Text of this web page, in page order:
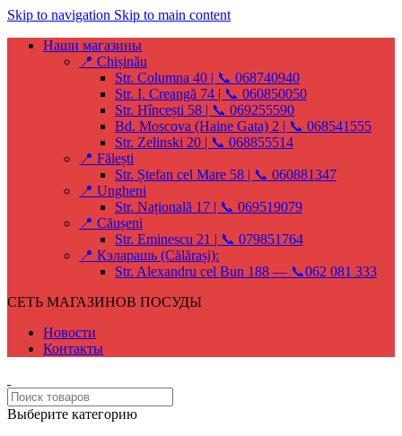
Skip to navigation Skip to main content
Наши магазины
📍 Chișinău
Str. Columna 40 | 📞 068740940
Str. I. Creangă 74 | 📞 060850050
Str. Hîncești 58 | 📞 069255590
Bd. Moscova (Haine Gata) 2 | 📞 068541555
Str. Zelinski 20 | 📞 068855514
📍 Fălești
Str. Ștefan cel Mare 58 | 📞 060881347
📍 Ungheni
Str. Națională 17 | 📞 069519079
📍 Căușeni
Str. Eminescu 21 | 📞 079851764
📍 Кэларашь (Călărași):
Str. Alexandru cel Bun 188 — 📞062 081 333
СЕТЬ МАГАЗИНОВ ПОСУДЫ
Новости
Контакты
Выберите категорию